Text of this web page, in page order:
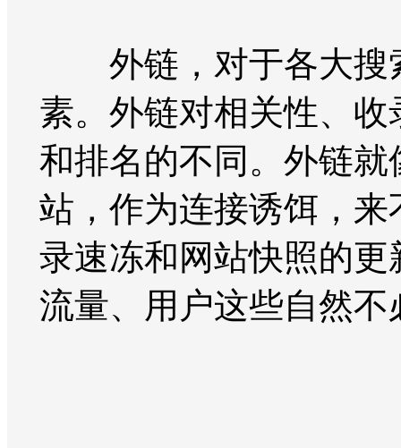
外链，对于各大搜
素。外链对相关性、
和排名的不同。外链
站，作为连接诱饵，
录速冻和网站快照的
流量、用户这些自然不